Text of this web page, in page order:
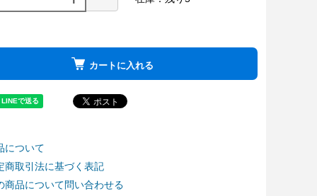
カートに入れる
について
商取引法に基づく表記
商品について問い合わせる